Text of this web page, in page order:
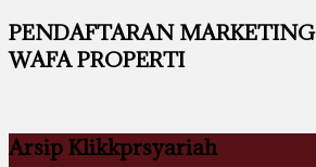
PENDAFTARAN
WAFA PROPERTI
Arsip Klikkprsyariah